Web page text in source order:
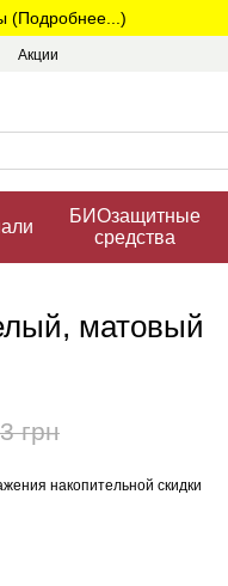
(Подробнее...)
Акции
БИОзащитные
средства
матовый
грн
накопительной скидки